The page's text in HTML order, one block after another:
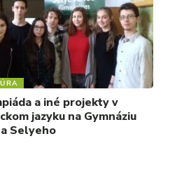
a iné projekty v
jazyku na Gymnáziu
Selyeho